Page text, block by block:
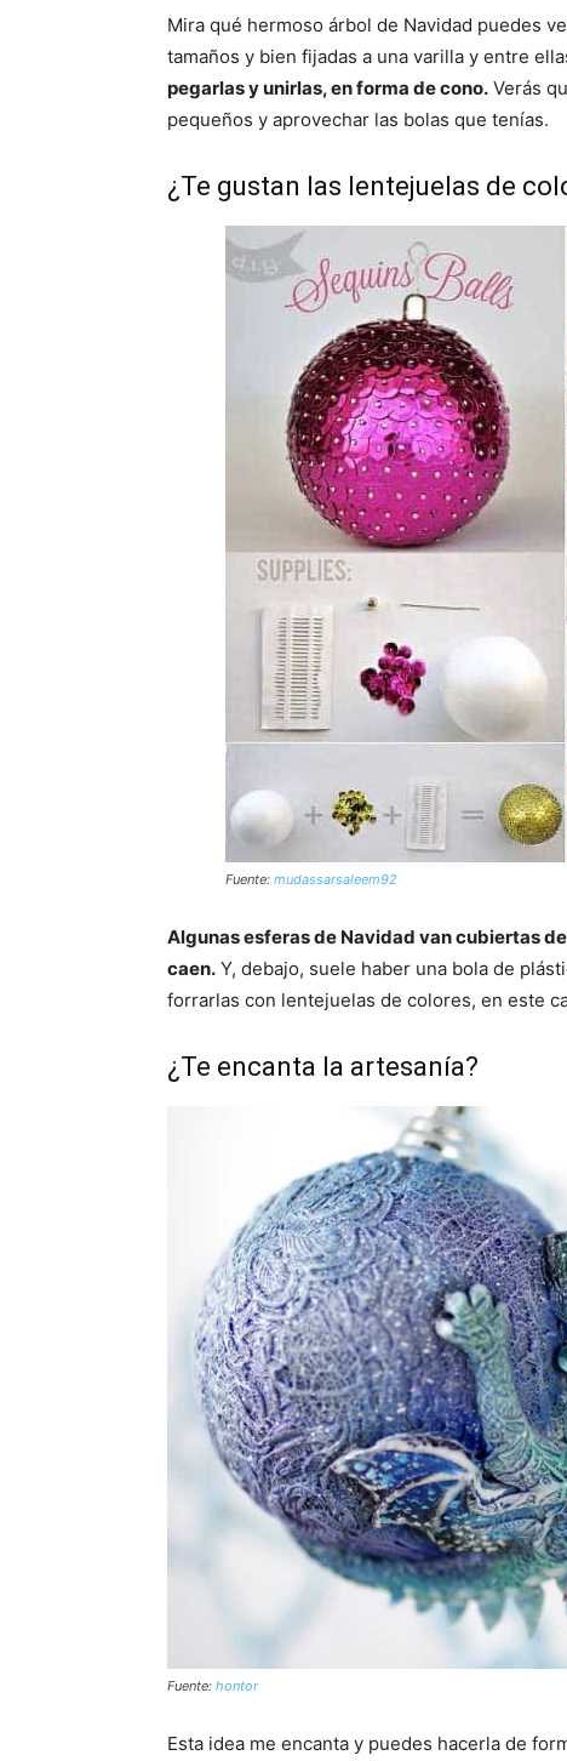
Mira qué hermoso árbol de Navidad puedes
tamaños y bien fijadas a una varilla y entre
pegarlas y unirlas, en forma de cono. Verás
pequeños y aprovechar las bolas que tenías.
¿Te gustan las lentejuelas de
Fuente: mudassarsaleem92
Algunas esferas de Navidad van cubiertas
caen. Y, debajo, suele haber una bola de
forrarlas con lentejuelas de colores, en este
¿Te encanta la artesanía?
Fuente: hontor
Esta idea me encanta y puedes hacerla de